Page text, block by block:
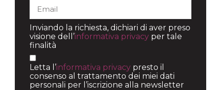
Inviando la richiesta, dichiari di aver preso
visione dell’informativa privacy per tale
finalità
Letta l’informativa privacy presto il
consenso al trattamento dei miei dati
personali per l’iscrizione alla newsletter